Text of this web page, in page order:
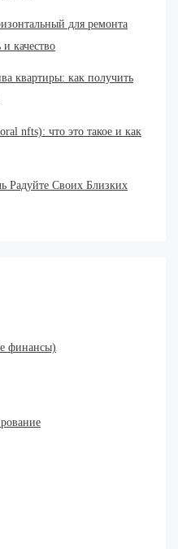
для ремонта
качество
квартиры: как получить
nfts): что это такое и как
Радуйте Своих Близких
финансы)